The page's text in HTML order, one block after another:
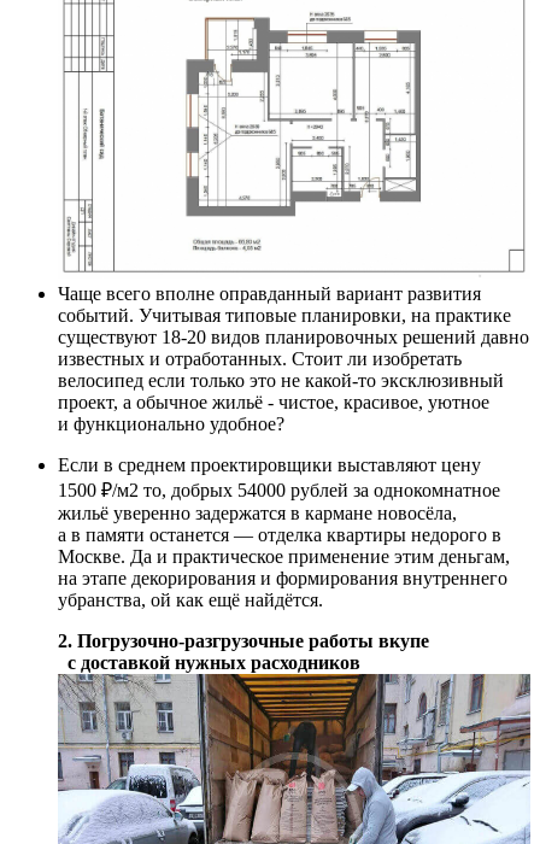
Чаще всего вполне оправданный вариант развития
событий. Учитывая типовые планировки, на практике
существуют 18-20 видов планировочных решений давно
известных и отработанных. Стоит ли изобретать
велосипед если только это не какой-то эксклюзивный
проект, а обычное жильё - чистое, красивое, уютное
и функционально удобное?
Если в среднем проектировщики выставляют цену
1500 ₽/м2 то, добрых 54000 рублей за однокомнатное
жильё уверенно задержатся в кармане новосёла,
а в памяти останется — отделка квартиры недорого в
Москве. Да и практическое применение этим деньгам,
на этапе декорирования и формирования внутреннего
убранства, ой как ещё найдётся.
2. Погрузочно-разгрузочные работы вкупе
с доставкой нужных расходников